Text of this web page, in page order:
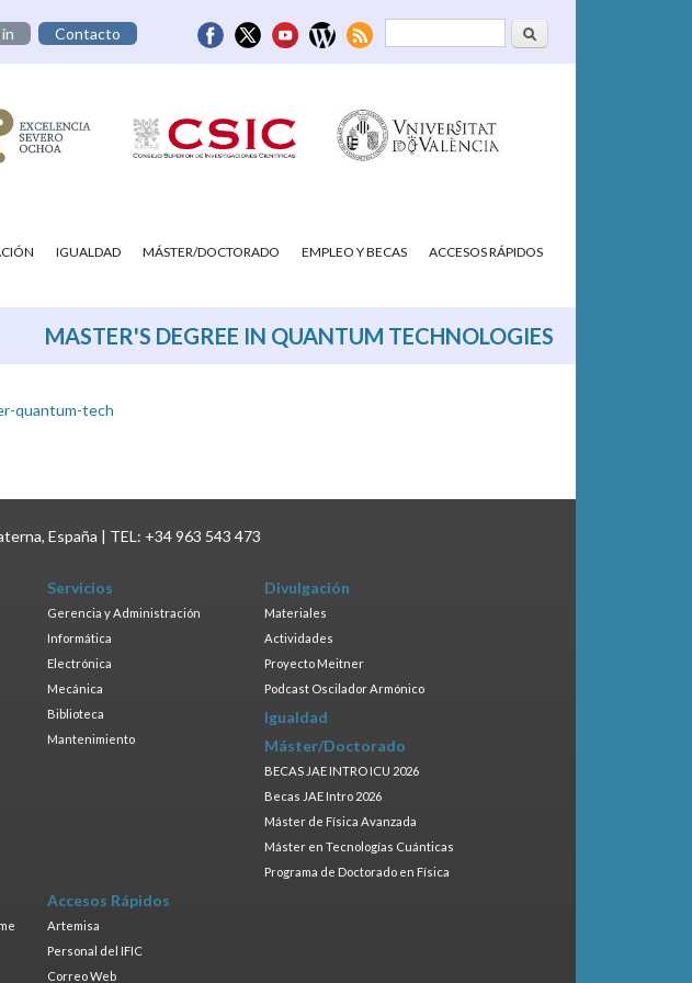
Formulario deBuscar
Contacto
IGUALDAD MÁSTER/DOCTORADO EMPLEO Y BECAS ACCESOS RÁPIDOS
MASTER'S DEGREE IN QUANTUM TECHNOLOGIES
quantum-tech
España | TEL: +34 963 543 473
Servicios
Gerencia y Administración
Informática
Electrónica
Mecánica
Biblioteca
Mantenimiento
Divulgación
Materiales
Actividades
Proyecto Meitner
Podcast Oscilador Armónico
Igualdad
Máster/Doctorado
BECAS JAE INTRO ICU 2026
Becas JAE Intro 2026
Máster de Física Avanzada
Máster en Tecnologías Cuánticas
Programa de Doctorado en Física
Accesos Rápidos
Artemisa
Personal del IFIC
Correo Web